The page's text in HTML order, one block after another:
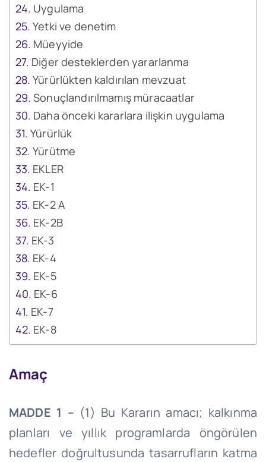
Uygulama
Yetki ve denetim
Müeyyide
Diğer desteklerden yararlanma
Yürürlükten kaldırılan mevzuat
Sonuçlandırılmamış müracaatlar
Daha önceki kararlara ilişkin uygulama
Yürürlük
Yürütme
EKLER
EK-1
EK-2 A
EK-2B
EK-3
EK-4
EK-5
EK-6
EK-7
EK-8
Amaç
MADDE 1 – (1) Bu Kararın amacı; kalkınma
planları ve yıllık programlarda öngörülen
hedefler doğrultusunda tasarrufların katma